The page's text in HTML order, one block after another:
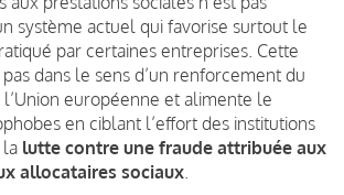
système actuel qui favorise surtout le
par certaines entreprises. Cette
dans le sens d’un renforcement du
européenne et alimente le
en ciblant l’effort des institutions
la lutte contre une fraude attribuée aux
allocataires sociaux